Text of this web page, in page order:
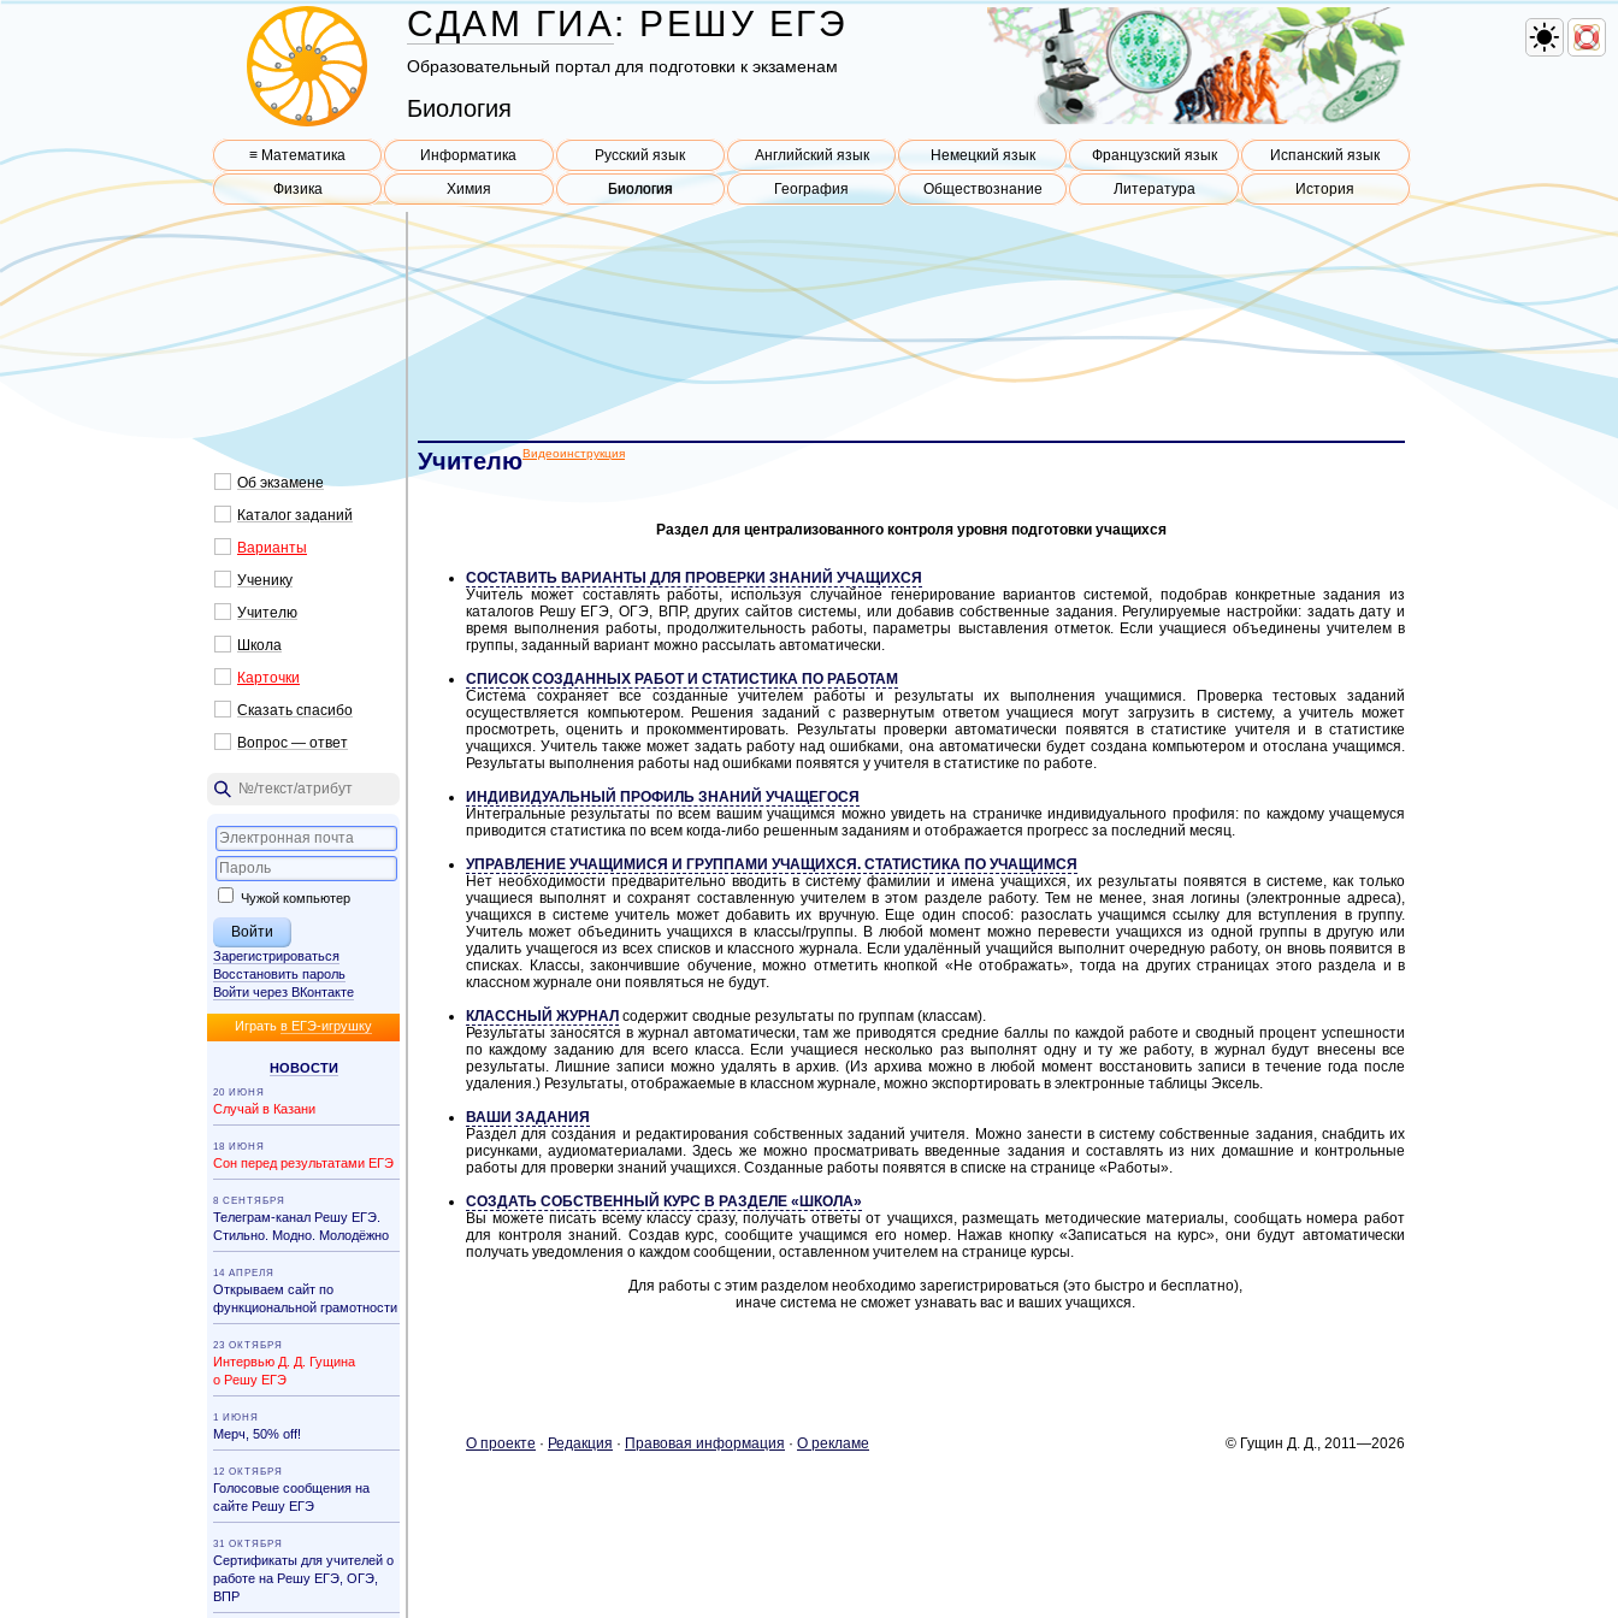
СДАМ ГИА: РЕШУ ЕГЭ
Об­ра­зо­ва­тель­ный пор­тал для под­го­тов­ки к эк­за­ме­нам
Биология
≡ Математика Информатика Русский язык Английский язык Немецкий язык Французский язык
Испанский язык
Физика
Химия Биология География Обществознание Литература История
Об экзамене
Каталог заданий
Варианты
Ученику
Учителю
Школа
Карточки
Сказать спасибо
Вопрос — ответ
Чужой компьютер
Зарегистрироваться
Восстановить пароль
Войти через ВКонтакте
Иг­рать в ЕГЭ-иг­руш­ку
НО­ВО­СТИ
20 ИЮНЯ
Случай в Казани
18 ИЮНЯ
Сон перед результатами ЕГЭ
8 СЕНТЯБРЯ
Телеграм-канал Решу ЕГЭ.
Стильно. Модно. Молодёжно
14 АПРЕЛЯ
Открываем сайт по
функциональной грамотности
23 ОКТЯБРЯ
Интервью Д. Д. Гущина
о Решу ЕГЭ
1 ИЮНЯ
Мерч, 50% off!
12 ОКТЯБРЯ
Голосовые сообщения на
сайте Решу ЕГЭ
31 ОК­ТЯБ­РЯ
Сер­ти­фи­ка­ты для учи­те­лей о
ра­бо­те на Решу ЕГЭ, ОГЭ,
ВПР
УчителюВидеоинструкция
Раздел для централизованного контроля уровня подготовки учащихся
СОСТАВИТЬ ВАРИАНТЫ ДЛЯ ПРОВЕРКИ ЗНАНИЙ УЧАЩИХСЯ
Учитель может составлять работы, используя случайное генерирование вариантов системой, подобрав конкретные задания из
каталогов Решу ЕГЭ, ОГЭ, ВПР, других сайтов системы, или добавив собственные задания. Регулируемые настройки: задать дату и
время выполнения работы, продолжительность работы, параметры выставления отметок. Если учащиеся объединены учителем в
группы, заданный вариант можно рассылать автоматически.
СПИСОК СОЗДАННЫХ РАБОТ И СТАТИСТИКА ПО РАБОТАМ
Система сохраняет все созданные учителем работы и результаты их выполнения учащимися. Проверка тестовых заданий
осуществляется компьютером. Решения заданий с развернутым ответом учащиеся могут загрузить в систему, а учитель может
просмотреть, оценить и прокомментировать. Результаты проверки автоматически появятся в статистике учителя и в статистике
учащихся. Учитель также может задать работу над ошибками, она автоматически будет создана компьютером и отослана учащимся.
Результаты выполнения работы над ошибками появятся у учителя в статистике по работе.
ИНДИВИДУАЛЬНЫЙ ПРОФИЛЬ ЗНАНИЙ УЧАЩЕГОСЯ
Интегральные результаты по всем вашим учащимся можно увидеть на страничке индивидуального профиля: по каждому учащемуся
приводится статистика по всем когда-либо решенным заданиям и отображается прогресс за последний месяц.
УПРАВЛЕНИЕ УЧАЩИМИСЯ И ГРУППАМИ УЧАЩИХСЯ. СТАТИСТИКА ПО УЧАЩИМСЯ
Нет необходимости предварительно вводить в систему фамилии и имена учащихся, их результаты появятся в системе, как только
учащиеся выполнят и сохранят составленную учителем в этом разделе работу. Тем не менее, зная логины (электронные адреса),
учащихся в системе учитель может добавить их вручную. Еще один способ: разослать учащимся ссылку для вступления в группу.
Учитель может объединить учащихся в классы/группы. В любой момент можно перевести учащихся из одной группы в другую или
удалить учащегося из всех списков и классного журнала. Если удалённый учащийся выполнит очередную работу, он вновь появится в
списках. Классы, закончившие обучение, можно отметить кнопкой «Не отображать», тогда на других страницах этого раздела и в
классном журнале они появляться не будут.
КЛАССНЫЙ ЖУРНАЛ содержит сводные результаты по группам (классам).
Результаты заносятся в журнал автоматически, там же приводятся средние баллы по каждой работе и сводный процент успешности
по каждому заданию для всего класса. Если учащиеся несколько раз выполнят одну и ту же работу, в журнал будут внесены все
результаты. Лишние записи можно удалять в архив. (Из архива можно в любой момент восстановить записи в течение года после
удаления.) Результаты, отображаемые в классном журнале, можно экспортировать в электронные таблицы Эксель.
ВАШИ ЗАДАНИЯ
Раздел для создания и редактирования собственных заданий учителя. Можно занести в систему собственные задания, снабдить их
рисунками, аудиоматериалами. Здесь же можно просматривать введенные задания и составлять из них домашние и контрольные
работы для проверки знаний учащихся. Созданные работы появятся в списке на странице «Работы».
СОЗДАТЬ СОБСТВЕННЫЙ КУРС В РАЗДЕЛЕ «ШКОЛА»
Вы можете писать всему классу сразу, получать ответы от учащихся, размещать методические материалы, сообщать номера работ
для контроля знаний. Создав курс, сообщите учащимся его номер. Нажав кнопку «Записаться на курс», они будут автоматически
получать уведомления о каждом сообщении, оставленном учителем на странице курсы.
Для работы с этим разделом необходимо зарегистрироваться (это быстро и бесплатно),
иначе система не сможет узнавать вас и ваших учащихся.
О про­ек­те · Ре­дак­ция · Пра­во­вая ин­фор­ма­ция · О ре­кла­ме © Гущин Д. Д., 2011—2026